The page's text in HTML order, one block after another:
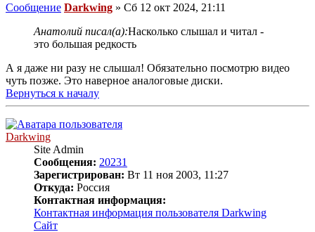
Сообщение Darkwing » Сб 12 окт 2024, 21:11
Анатолий писал(а):Насколько слышал и читал -
это большая редкость
А я даже ни разу не слышал! Обязательно посмотрю видео
чуть позже. Это наверное аналоговые диски.
Вернуться к началу
Darkwing
Site Admin
Сообщения: 20231
Зарегистрирован: Вт 11 ноя 2003, 11:27
Откуда: Россия
Контактная информация:
Контактная информация пользователя Darkwing
Сайт